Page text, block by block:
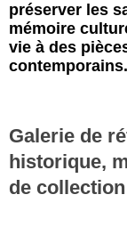
préserver les
mémoire
vie à des
contemporains.
Galerie de
historique,
de